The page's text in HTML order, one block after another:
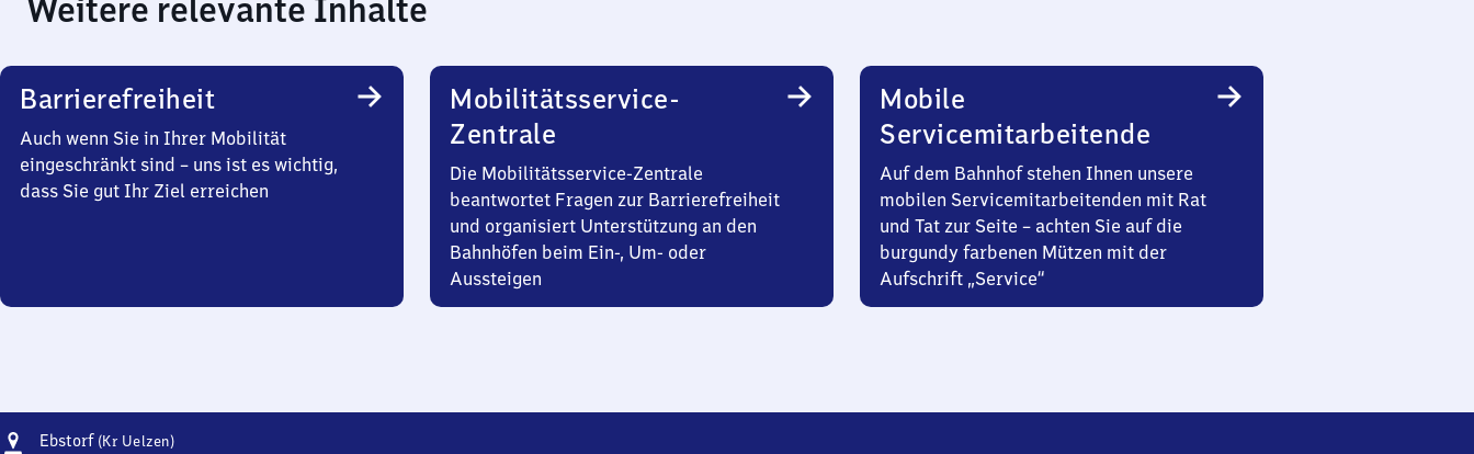
Weitere relevante Inhalte
Barrierefreiheit
Auch wenn Sie in Ihrer Mobilität
eingeschränkt sind – uns ist es wichtig,
dass Sie gut Ihr Ziel erreichen
Mobilitätsservice-
Zentrale
Die Mobilitätsservice-Zentrale
beantwortet Fragen zur Barrierefreiheit
und organisiert Unterstützung an den
Bahnhöfen beim Ein-, Um- oder
Aussteigen
Mobile
Servicemitarbeitende
Auf dem Bahnhof stehen Ihnen unsere
mobilen Servicemitarbeitenden mit Rat
und Tat zur Seite – achten Sie auf die
burgundy farbenen Mützen mit der
Aufschrift „Service“
Adresse
Ebstorf (Kr Uelzen)Ebstorf